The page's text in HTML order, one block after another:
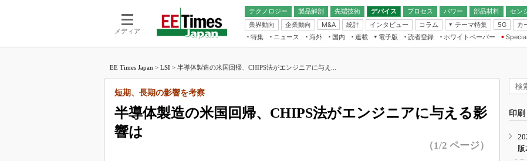
メディア
テクノロジー 製品解剖
先端技術
電池／エネルギー
デバイス
アナログ
マイコン
プロセス パワー 部品材料 セン
無線
業界動向
企業動向 M&A 統計 インタビュー コラム
テーマ特集
フィジカルAI
読者調査（EE Times Research）
5G カ
IoT・エッジコン
EXPO
TECHNO-
人とくるま展
特集 ニュース 海外 国内
連載
福田昭のデバイス通信
大山聡の業界スコープ
電子版
電子ブックレット
読者登録 ホワイトペーパー
Special
EE Times Japan > LSI > 半導体製造の米国回帰、CHIPS法がエンジニアに与え...
半導体製造の米国回帰、CHIPS法がエンジニアに与える影
響は
短期、長期の影響を考察
（1/2 ページ）
印